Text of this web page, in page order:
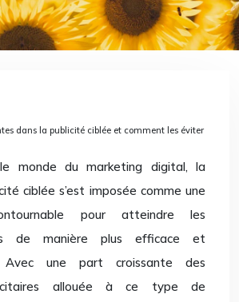
dans la publicité ciblée et comment les éviter
ciblée s’est imposée comme une
pour atteindre les
de manière plus efficace et
Avec une part croissante des
allouée à ce type de